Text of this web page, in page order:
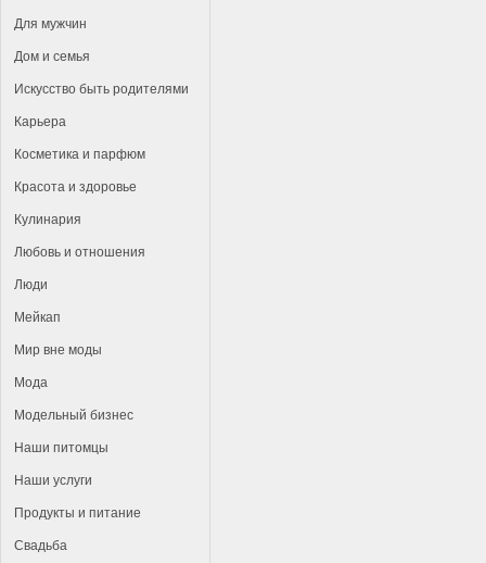
Для мужчин
Дом и семья
Искусство быть родителями
Карьера
Косметика и парфюм
Красота и здоровье
Кулинария
Любовь и отношения
Люди
Мейкап
Мир вне моды
Мода
Модельный бизнес
Наши питомцы
Наши услуги
Продукты и питание
Свадьба